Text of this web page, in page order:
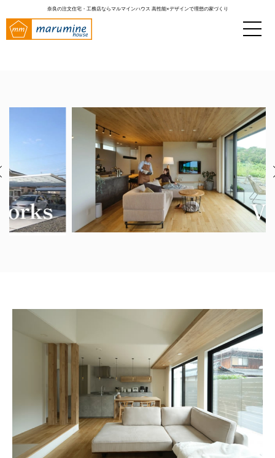
奈良の注文住宅・工務店ならマルマインハウス 高性能×デザインで理想の家づくり